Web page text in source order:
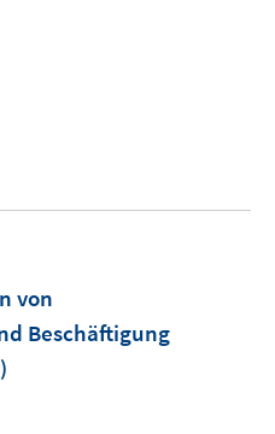
von
Beschäftigung